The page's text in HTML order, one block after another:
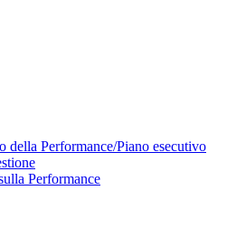
della Performance/Piano esecutivo
Performance